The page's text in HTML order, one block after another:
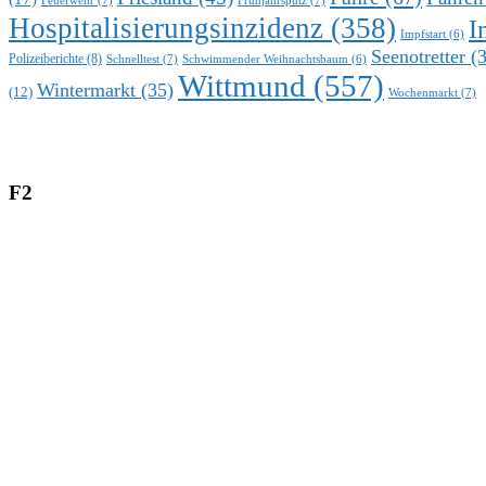
Hospitalisierungsinzidenz (358) Impfstart (6)
Polizeiberichte (8) Schnelltest (7) Schwimmender Weihnachtsbaum (6) Seenotretter
(12) Wintermarkt (35) Wittmund (557) Wochenmarkt (7)
F2